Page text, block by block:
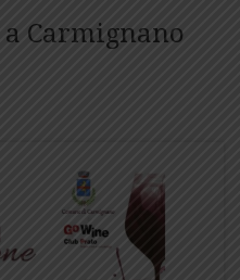
Carmignano